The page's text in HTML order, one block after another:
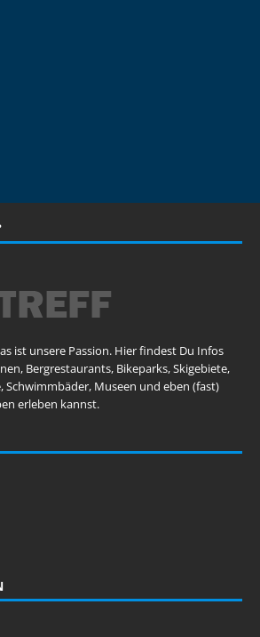
ist unsere Passion. Hier findest Du Infos
Bergrestaurants, Bikeparks, Skigebiete,
Schwimmbäder, Museen und eben (fast)
erleben kannst.